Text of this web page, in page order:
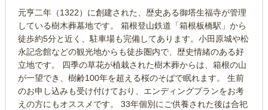
元亨二年（1322）に創建された、歴史ある御塔生福寺が管理
している樹木葬墓地です。 箱根登山鉄道「箱根板橋駅」から
徒歩約5分と近く、駐車場も完備してあります。小田原城や松
永記念館などの観光地からも徒歩圏内で、歴史情緒のある好
立地です。 四季の草花が植栽された樹木葬からは、箱根の山
が一望でき、樹齢100年を超える桜のそばで眠れます。 生前
のお申し込みも受け付けており、エンディングプランをお考
えの方にもオススメです。 33年個別にご供養された後は合祀